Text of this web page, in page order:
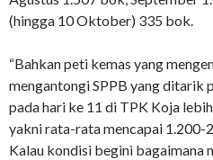
(hingga 10 Oktober) 335 bok.
“Bahkan peti kemas yang
mengantongi SPPB yang ditarik
pada hari ke 11 di TPK Koja
yakni rata-rata mencapai 1.200-
Kalau kondisi begini bagaimana